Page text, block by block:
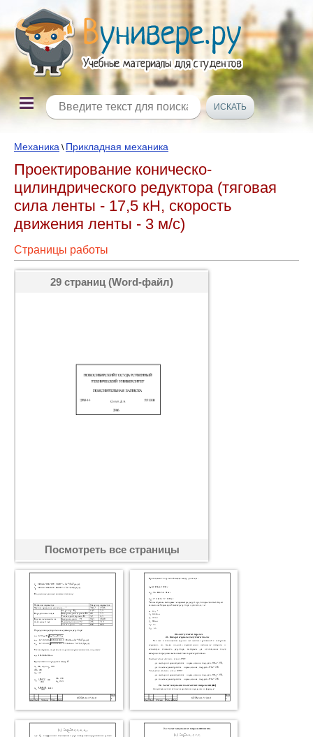
Механика \ Прикладная механика
Проектирование коническо-
цилиндрического редуктора (тяговая
сила ленты - 17,5 кН, скорость
движения ленты - 3 м/с)
Страницы работы
29 страниц (Word-файл)
Посмотреть все страницы